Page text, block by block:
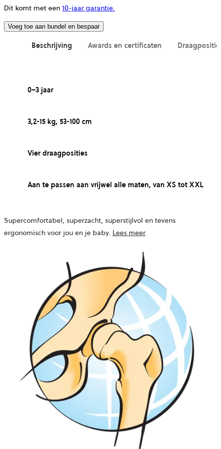
Dit komt met een 10-jaar garantie.
Voeg toe aan bundel en bespaar
Beschrijving Awards en certificaten
0–3 jaar
3,2-15 kg, 53-100 cm
Vier draagposities
Aan te passen aan vrijwel alle maten, van XS tot XXL
Supercomfortabel, superzacht, superstijlvol en tevens
ergonomisch voor jou en je baby. Lees meer